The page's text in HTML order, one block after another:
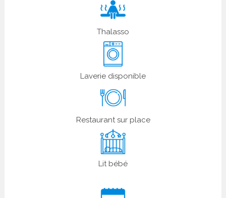
Thalasso
Laverie disponible
Restaurant sur place
Lit bébé